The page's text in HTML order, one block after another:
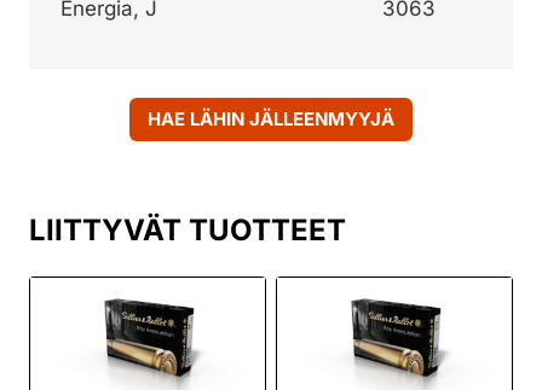
Energia, J
3063
HAE LÄHIN JÄLLEENMYYJÄ
LIITTYVÄT TUOTTEET